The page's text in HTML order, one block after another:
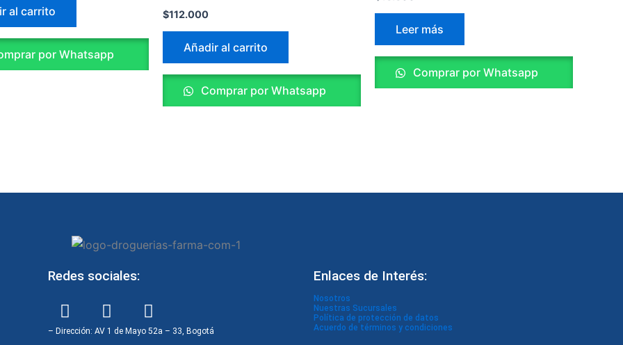
al carrito
por Whatsapp
$112.000
Añadir al carrito
Comprar por Whatsapp
Leer más
Comprar por Whatsapp
Redes sociales:
F
a
c
I
n
s
W
h
a
– Dirección: AV 1 de Mayo 52a – 33, Bogotá
Enlaces de Interés:
Nosotros
Nuestras Sucursales
Política de protección de datos
Acuerdo de términos y condiciones